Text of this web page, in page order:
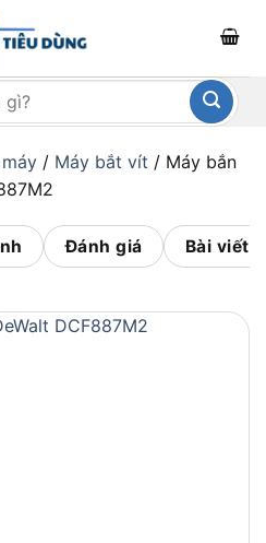
/ Máy bắt vít / Máy bắn
Đánh giá Bài viết